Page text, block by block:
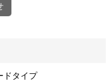
ドタイプ